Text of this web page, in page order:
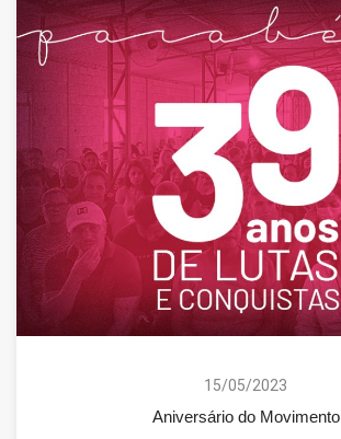
15/05/2023
Aniversário do Movimento